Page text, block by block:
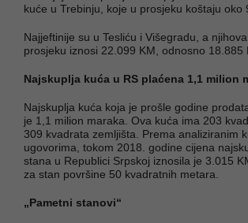
kuće u Trebinju, koje u prosjeku koštaju oko
Najjeftinije su u Tesliću i Višegradu, a
prosjeku iznosi 22.099 KM, odnosno 18.885
Najskuplja kuća u RS plaćena 1,1 milion
Najskuplja kuća koja je prošle godine
je 1,1 milion maraka. Ova kuća ima 203
309 kvadrata zemljišta. Prema analiziranim
ugovorima, tokom 2018. godine cijena
stana u Republici Srpskoj iznosila je 3.015
za stan površine 50 kvadratnih metara.
„Pametni stanovi“